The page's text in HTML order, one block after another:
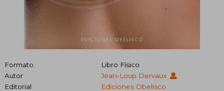
Formato
Libro Físico
Autor
Jean-Loup Dervaux
Editorial
Ediciones Obelisco